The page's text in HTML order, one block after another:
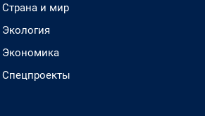
Страна и мир
Экология
Экономика
Спецпроекты